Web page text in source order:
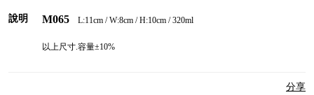
說明 M065 L:11cm / W:8cm / H:10cm / 320ml
以上尺寸.容量±10%
分享